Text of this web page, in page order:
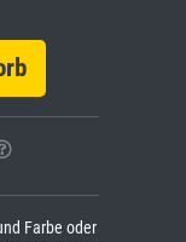
Farbe oder